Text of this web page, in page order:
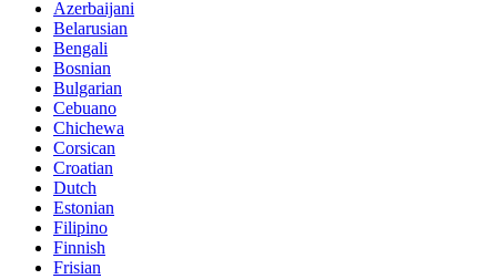
Azerbaijani
Belarusian
Bengali
Bosnian
Bulgarian
Cebuano
Chichewa
Corsican
Croatian
Dutch
Estonian
Filipino
Finnish
Frisian